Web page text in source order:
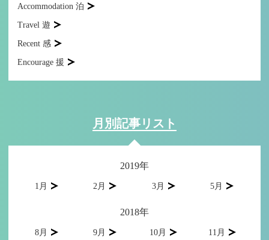
Accommodation 泊
Travel 遊
Recent 感
Encourage 援
月別記事リスト
2019年
1月 2月 3月 5月
2018年
8月 9月 10月 11月